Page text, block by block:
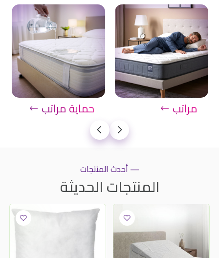
مراتب حماية مراتب
— أحدث المنتجات
المنتجات الحديثة